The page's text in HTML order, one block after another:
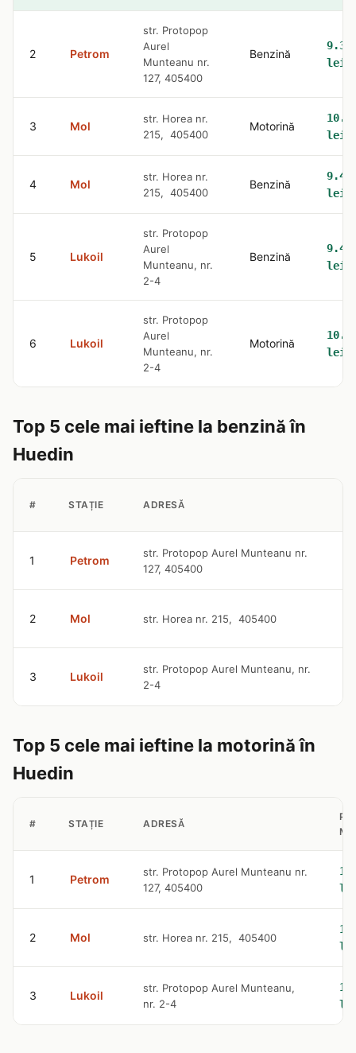
2 Petrom
str. Protopop
Aurel
Munteanu nr.
127, 405400
Benzină
9.36
lei
3 Mol
str. Horea nr.
215, 405400
Motorină
lei
4 Mol
str. Horea nr.
215, 405400
Benzină
9.42
lei
5 Lukoil
str. Protopop
Aurel
Munteanu, nr.
2-4
Benzină
9.42
lei
6 Lukoil
str. Protopop
Aurel
Munteanu, nr.
2-4
Motorină
lei
Top 5 cele mai ieftine la benzină în
Huedin
# STAȚIE ADRESĂ
1 Petrom
str. Protopop Aurel Munteanu nr.
127, 405400
2 Mol str. Horea nr. 215, 405400
3 Lukoil
str. Protopop Aurel Munteanu, nr.
2-4
Top 5 cele mai ieftine la motorină în
Huedin
# STAȚIE ADRESĂ
1 Petrom
str. Protopop Aurel Munteanu nr.
127, 405400
2 Mol str. Horea nr. 215, 405400
3 Lukoil
str. Protopop Aurel Munteanu,
nr. 2-4